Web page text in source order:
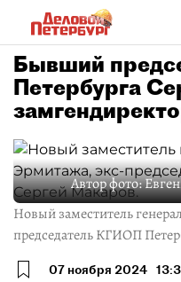
Бывший
Петербурга
Автор фото:
Новый заместитель
председатель КГИОП
07 ноября 2024